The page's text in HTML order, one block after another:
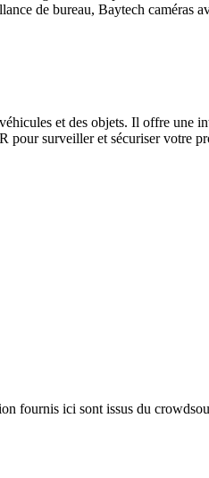
de bureau, Baytech caméras
et des objets. Il offre une
pour surveiller et sécuriser votre
fournis ici sont issus du